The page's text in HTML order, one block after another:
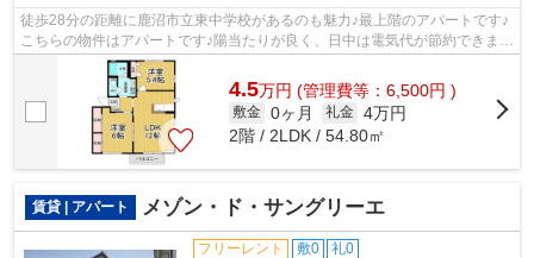
徒歩28分の距離に鹿沼市立東中学校があるのも魅力♪最上階のアパートです♪
こちらの物件はアパートです♪陽当たりが良く、日中は電気代が節約できます
のでおすすめです♪当社は鹿沼市エリ...
4.5万円 (管理費等：6,500円 )
敷金 0ヶ月 礼金 4万円
2階 / 2LDK / 54.80㎡
賃貸 | アパート メゾン・ド・サングリーエ
フリーレント 敷0 礼0